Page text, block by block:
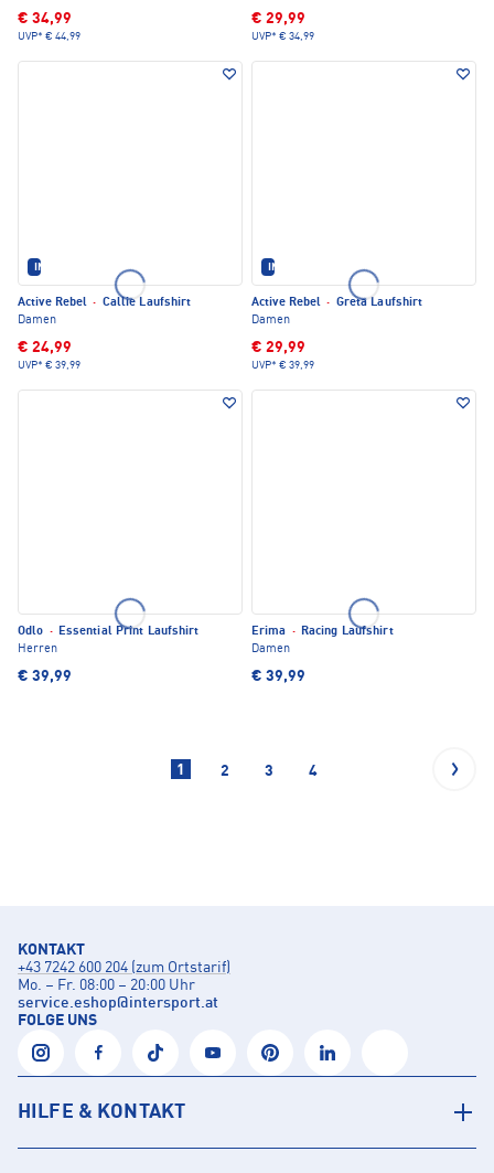
€ 34,99
UVP* € 44,99
€ 29,99
UVP* € 34,99
IM SET ERHÄLTLICH
Active Rebel · Callie Laufshirt
Damen
€ 24,99
UVP* € 39,99
IM SET ERHÄLTLICH
Active Rebel · Greta Laufshirt
Damen
€ 29,99
UVP* € 39,99
Odlo · Essential Print Laufshirt
Herren
€ 39,99
Erima · Racing Laufshirt
Damen
€ 39,99
1 2 3 4
KONTAKT
+43 7242 600 204 (zum Ortstarif)
Mo. – Fr. 08:00 – 20:00 Uhr
service.eshop@intersport.at
FOLGE UNS
HILFE & KONTAKT